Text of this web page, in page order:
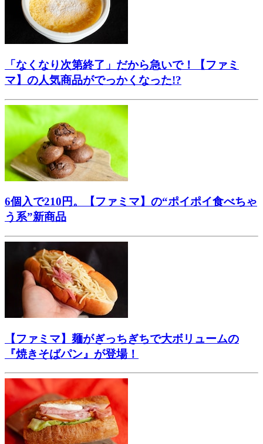
「なくなり次第終了」だから急いで！【ファミ
マ】の人気商品がでっかくなった!?
6個入で210円。【ファミマ】の“ポイポイ食べちゃ
う系”新商品
【ファミマ】麺がぎっちぎちで大ボリュームの
『焼きそばパン』が登場！